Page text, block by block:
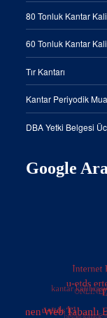
80 Tonluk Kantar
60 Tonluk Kantar
Tır Kantarı
Kantar Periyodik
DBA Yetki Belgesi
Google